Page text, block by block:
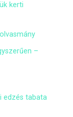
kerti
–
edzés tabata